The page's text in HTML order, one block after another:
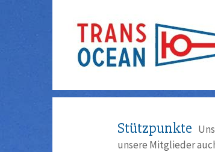
Stützpunkte
unsere Mitglieder